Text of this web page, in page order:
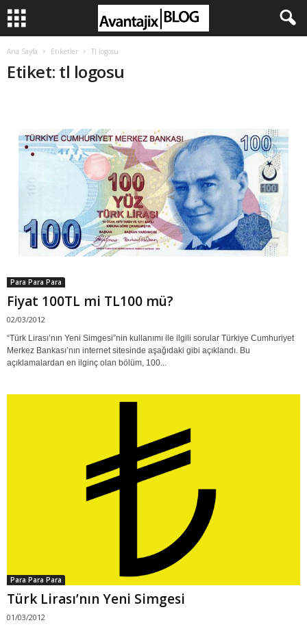
Ana Sayfa Etiketler Tl logosu
Etiket: tl logosu
Para Para Para
Fiyat 100TL mi TL100 mü?
02/03/2012
“Türk Lirası’nın Yeni Simgesi”nin kullanımı ile ilgili sorular Türkiye Cumhuriyet
Merkez Bankası’nın internet sitesinde aşağıdaki gibi açıklandı. Bu
açıklamalardan en ilginç olan bölüm, 100...
Para Para Para
Türk Lirası’nın Yeni Simgesi
01/03/2012